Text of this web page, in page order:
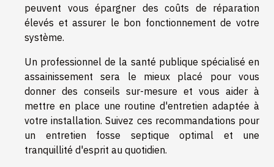
peuvent vous épargner des coûts de réparation
élevés et assurer le bon fonctionnement de votre
système.
Un professionnel de la santé publique spécialisé en
assainissement sera le mieux placé pour vous
donner des conseils sur-mesure et vous aider à
mettre en place une routine d'entretien adaptée à
votre installation. Suivez ces recommandations pour
un entretien fosse septique optimal et une
tranquillité d'esprit au quotidien.